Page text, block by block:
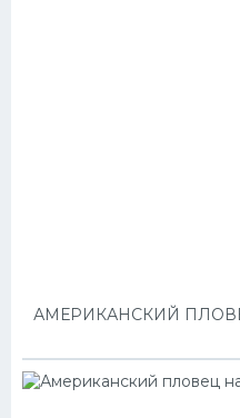
АМЕРИКАНСКИЙ